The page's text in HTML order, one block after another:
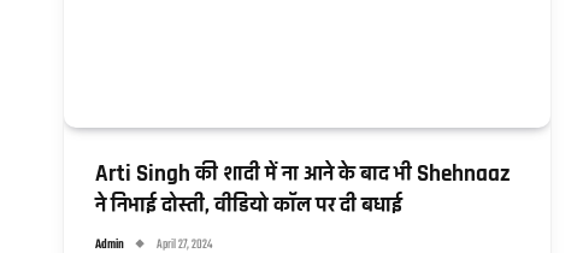
Arti Singh की शादी में ना आने के बाद भी Shehnaaz
ने निभाई दोस्ती, वीडियो कॉल पर दी बधाई
Admin April 27, 2024